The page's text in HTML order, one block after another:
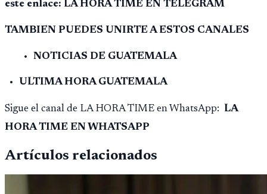
este enlace: LA HORA TIME EN TELEGRAM
TAMBIEN PUEDES UNIRTE A ESTOS CANALES
NOTICIAS DE GUATEMALA
ULTIMA HORA GUATEMALA
Sigue el canal de LA HORA TIME en WhatsApp: LA
HORA TIME EN WHATSAPP
Artículos relacionados